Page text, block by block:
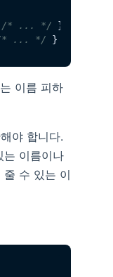
/* ... */
* ... */
이름 피하
야 합니다.
는 이름이나
줄 수 있는 이